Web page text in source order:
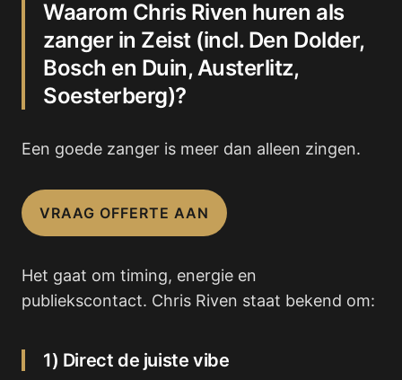
Waarom Chris Riven huren als
zanger in Zeist (incl. Den Dolder,
Bosch en Duin, Austerlitz,
Soesterberg)?
Een goede zanger is meer dan alleen zingen.
VRAAG OFFERTE AAN
Het gaat om timing, energie en
publiekscontact. Chris Riven staat bekend om:
1) Direct de juiste vibe